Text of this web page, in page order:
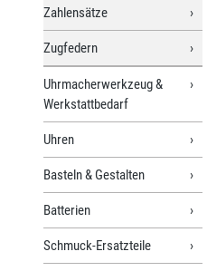
Zahlensätze
Zugfedern
Uhrmacherwerkzeug &
Werkstattbedarf
Uhren
Basteln & Gestalten
Batterien
Schmuck-Ersatzteile